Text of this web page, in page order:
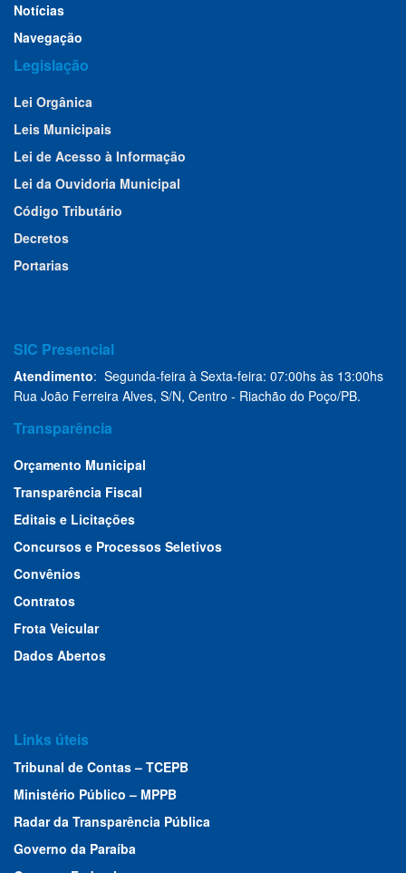
Notícias
Navegação
Legislação
Lei Orgânica
Leis Municipais
Lei de Acesso à Informação
Lei da Ouvidoria Municipal
Código Tributário
Decretos
Portarias
SIC Presencial
Atendimento: Segunda-feira à Sexta-feira: 07:00hs às 13:00hs
Rua João Ferreira Alves, S/N, Centro - Riachão do Poço/PB.
Transparência
Orçamento Municipal
Transparência Fiscal
Editais e Licitações
Concursos e Processos Seletivos
Convênios
Contratos
Frota Veicular
Dados Abertos
Links úteis
Tribunal de Contas – TCEPB
Ministério Público – MPPB
Radar da Transparência Pública
Governo da Paraíba